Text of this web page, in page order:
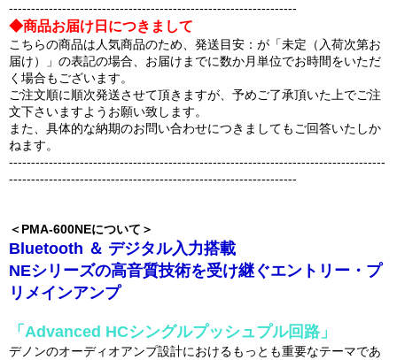
-----------------------------------------------------------------
◆商品お届け日につきまして
こちらの商品は人気商品のため、発送目安：が「未定（入荷次第お
届け）」の表記の場合、お届けまでに数か月単位でお時間をいただ
く場合もございます。
ご注文順に順次発送させて頂きますが、予めご了承頂いた上でご注
文下さいますようお願い致します。
また、具体的な納期のお問い合わせにつきましてもご回答いたしか
ねます。
-------------------------------------------------------------------------------------
-----------------------------------------------------------------
＜PMA-600NEについて＞
Bluetooth ＆ デジタル入力搭載
NEシリーズの高音質技術を受け継ぐエントリー・プ
リメインアンプ
「Advanced HCシングルプッシュプル回路」
デノンのオーディオアンプ設計におけるもっとも重要なテーマであ